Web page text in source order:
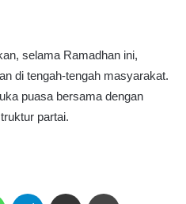
selama Ramadhan ini,
di tengah-tengah masyarakat.
puasa bersama dengan
partai.